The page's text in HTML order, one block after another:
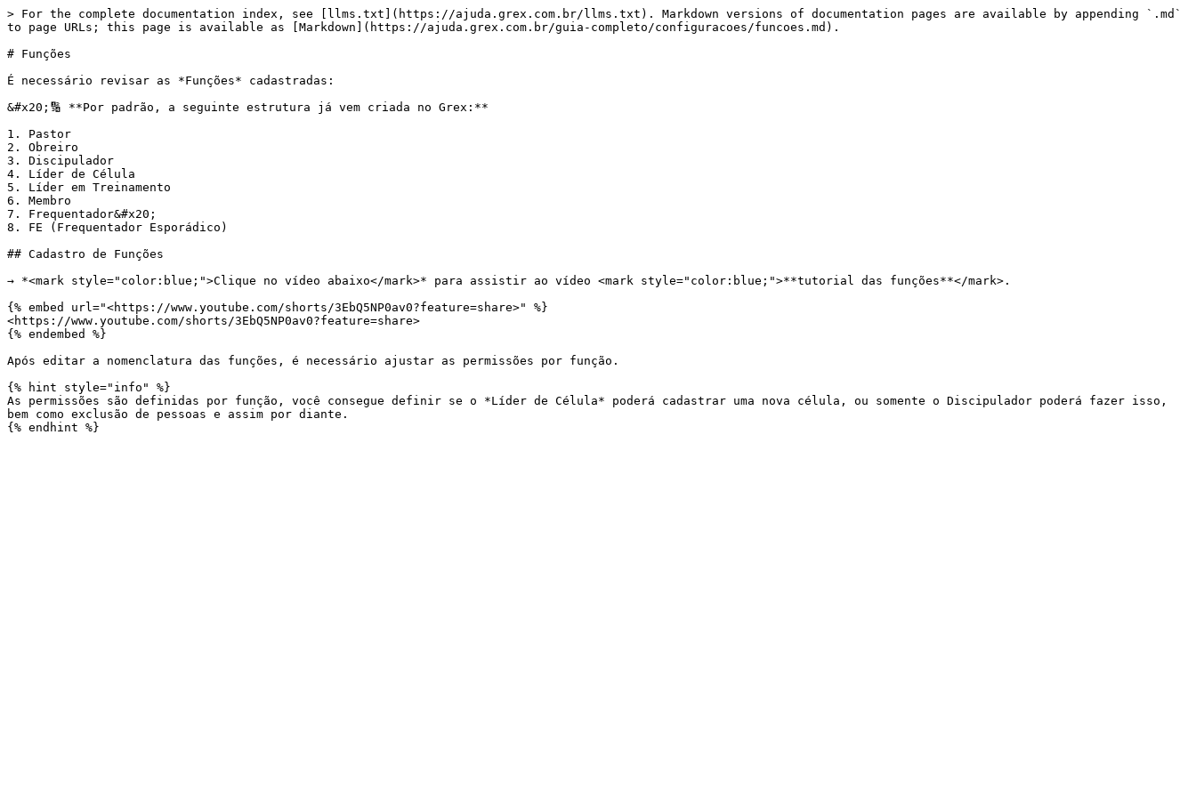
> For the complete documentation index, see [llms.txt](https://ajuda.grex.com.br/llms.txt). Markdown versions of documentation pages are available by appending `.md`
to page URLs; this page is available as [Markdown](https://ajuda.grex.com.br/guia-completo/configuracoes/funcoes.md).
# Funções
É necessário revisar as *Funções* cadastradas:
&#x20;🔢 **Por padrão, a seguinte estrutura já vem criada no Grex:**
1. Pastor
2. Obreiro
3. Discipulador
4. Líder de Célula
5. Líder em Treinamento
6. Membro
7. Frequentador&#x20;
8. FE (Frequentador Esporádico)
## Cadastro de Funções
→ *<mark style="color:blue;">Clique no vídeo abaixo</mark>* para assistir ao vídeo <mark style="color:blue;">**tutorial das funções**</mark>.
{% embed url="<https://www.youtube.com/shorts/3EbQ5NP0av0?feature=share>" %}
<https://www.youtube.com/shorts/3EbQ5NP0av0?feature=share>
{% endembed %}
Após editar a nomenclatura das funções, é necessário ajustar as permissões por função.
{% hint style="info" %}
As permissões são definidas por função, você consegue definir se o *Líder de Célula* poderá cadastrar uma nova célula, ou somente o Discipulador poderá fazer isso,
bem como exclusão de pessoas e assim por diante.